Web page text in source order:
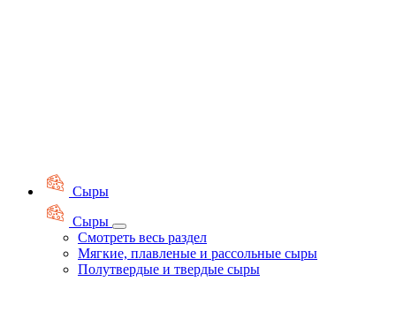
Сыры
Сыры
Смотреть весь раздел
Мягкие, плавленые и рассольные сыры
Полутвердые и твердые сыры